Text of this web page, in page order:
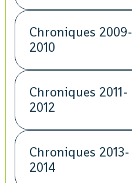
Chroniques 2009-
2010
Chroniques 2011-
2012
Chroniques 2013-
2014